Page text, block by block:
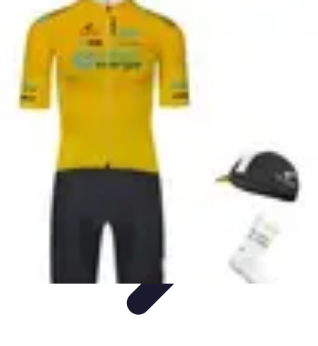
Destination Parfaite
Conseils de voyageConseils pratiquesPlanification de
voyage
DécouverteVoyage Urbain
Destination Parfaite